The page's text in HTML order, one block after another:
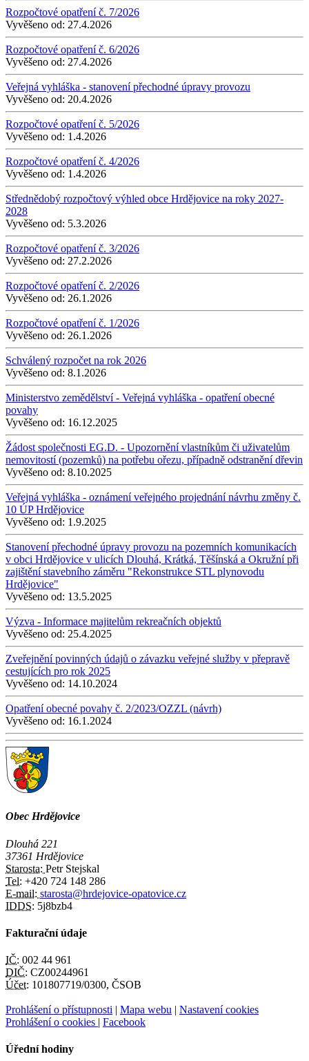
Rozpočtové opatření č. 7/2026
Vyvěšeno od: 27.4.2026
Rozpočtové opatření č. 6/2026
Vyvěšeno od: 27.4.2026
Veřejná vyhláška - stanovení přechodné úpravy provozu
Vyvěšeno od: 20.4.2026
Rozpočtové opatření č. 5/2026
Vyvěšeno od: 1.4.2026
Rozpočtové opatření č. 4/2026
Vyvěšeno od: 1.4.2026
Střednědobý rozpočtový výhled obce Hrdějovice na roky 2027-
2028
Vyvěšeno od: 5.3.2026
Rozpočtové opatření č. 3/2026
Vyvěšeno od: 27.2.2026
Rozpočtové opatření č. 2/2026
Vyvěšeno od: 26.1.2026
Rozpočtové opatření č. 1/2026
Vyvěšeno od: 26.1.2026
Schválený rozpočet na rok 2026
Vyvěšeno od: 8.1.2026
Ministerstvo zemědělství - Veřejná vyhláška - opatření obecné
povahy
Vyvěšeno od: 16.12.2025
Žádost společnosti EG.D. - Upozornění vlastníkům či uživatelům
nemovitostí (pozemků) na potřebu ořezu, případně odstranění dřevin
Vyvěšeno od: 8.10.2025
Veřejná vyhláška - oznámení veřejného projednání návrhu změny č.
10 ÚP Hrdějovice
Vyvěšeno od: 1.9.2025
Stanovení přechodné úpravy provozu na pozemních komunikacích
v obci Hrdějovice v ulicích Dlouhá, Krátká, Těšínská a Okružní při
zajištění stavebního záměru "Rekonstrukce STL plynovodu
Hrdějovice"
Vyvěšeno od: 13.5.2025
Výzva - Informace majitelům rekreačních objektů
Vyvěšeno od: 25.4.2025
Zveřejnění povinných údajů o závazku veřejné služby v přepravě
cestujících pro rok 2025
Vyvěšeno od: 14.10.2024
Opatření obecné povahy č. 2/2023/OZZL (návrh)
Vyvěšeno od: 16.1.2024
Obec Hrdějovice
Dlouhá 221
37361 Hrdějovice
Starosta: Petr Stejskal
Tel: +420 724 148 286
E-mail: starosta@hrdejovice-opatovice.cz
IDDS: 5j8bzb4
Fakturační údaje
IČ: 002 44 961
DIČ: CZ00244961
Účet: 101807719/0300, ČSOB
Prohlášení o přístupnosti | Mapa webu | Nastavení cookies
Prohlášení o cookies | Facebook
Úřední hodiny